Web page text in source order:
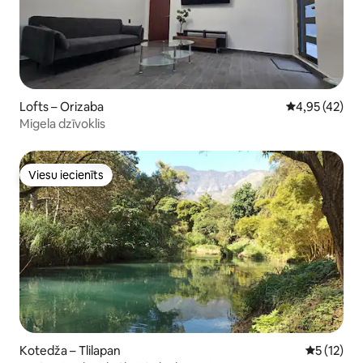
Lofts – Orizaba Vidējais
4,95 (42)
Migela dzīvoklis
Viesu iecienīts
Viesu iecienīts
Kotedža – Tlilapan Vidējais
5 (12)